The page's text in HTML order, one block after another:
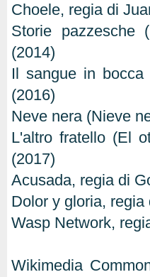
Choele, regia di
Storie pazzesche
(2014)
Il sangue in
(2016)
Neve nera (Nieve
L'altro fratello (El
(2017)
Acusada, regia di
Dolor y gloria,
Wasp Network,
Wikimedia